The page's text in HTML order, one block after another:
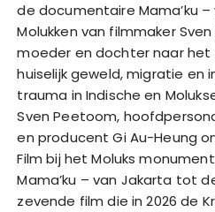
de documentaire Mama’ku
Molukken van filmmaker
moeder en dochter naar het
huiselijk geweld, migratie en
trauma in Indische en
Sven Peetoom,
en producent Gi Au-Heung
Film bij het Moluks
Mama’ku – van Jakarta tot
zevende film die in 2026 de